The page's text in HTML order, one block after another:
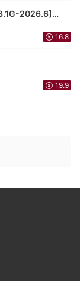
2026.6]
16.8
19.9